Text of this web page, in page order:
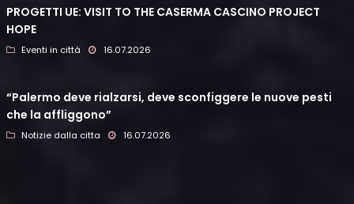
PROGETTI UE: VISIT TO THE CASERMA CASCINO PROJECT
HOPE
Eventi in città 16.07.2026
“Palermo deve rialzarsi, deve sconfiggere le nuove pesti
che la affliggono”
Notizie dalla citta 16.07.2026